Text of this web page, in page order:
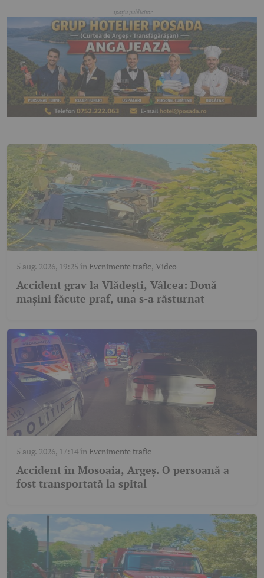
5 aug. 2026, 19:25 în Evenimente trafic,Video
Accident grav la Vlădești, Vâlcea: Două
mașini făcute praf, una s-a răsturnat
5 aug. 2026, 17:14în Evenimente trafic
Accident în Mosoaia, Argeș. O persoană a
fost transportată la spital